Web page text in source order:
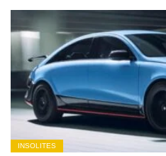
INSOLITES